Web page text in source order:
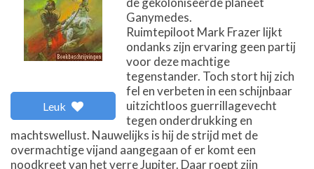
Leuk
Ganymedes.
Ruimtepiloot Mark Frazer lijkt
ondanks zijn ervaring geen partij
voor deze machtige
tegenstander. Toch stort hij zich
fel en verbeten in een schijnbaar
uitzichtloos guerrillagevecht
tegen onderdrukking en
machtswellust. Nauwelijks is hij de strijd met de
overmachtige vijand aangegaan of er komt een
noodkreet van het verre Jupiter. Daar roept zijn